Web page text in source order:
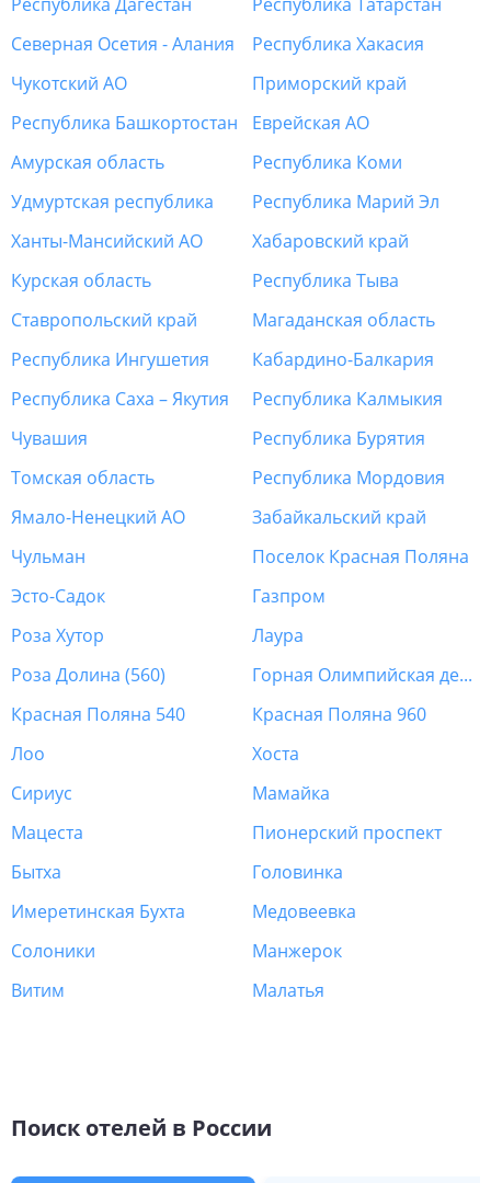
Северная Осетия - Алания
Республика Хакасия
Чукотский АО
Приморский край
Республика Башкортостан
Еврейская АО
Амурская область
Республика Коми
Удмуртская республика
Республика Марий Эл
Ханты-Мансийский АО
Хабаровский край
Курская область
Республика Тыва
Ставропольский край
Магаданская область
Республика Ингушетия
Кабардино-Балкария
Республика Саха – Якутия
Республика Калмыкия
Чувашия
Республика Бурятия
Томская область
Республика Мордовия
Ямало-Ненецкий АО
Забайкальский край
Чульман
Поселок Красная Поляна
Эсто-Садок
Газпром
Роза Хутор
Лаура
Роза Долина (560)
Горная Олимпийская деревня
Красная Поляна 540
Красная Поляна 960
Лоо
Хоста
Сириус
Мамайка
Мацеста
Пионерский проспект
Бытха
Головинка
Имеретинская Бухта
Медовеевка
Солоники
Манжерок
Витим
Малатья
Поиск отелей в России